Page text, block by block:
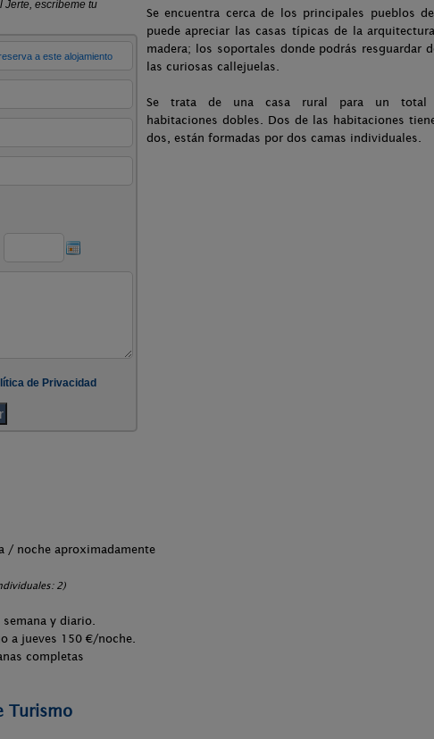
Se encuentra cerca de los principales pueblos
puede apreciar las casas típicas de la
madera; los soportales donde podrás resguardar
las curiosas callejuelas.
Se trata de una casa rural para un
habitaciones dobles. Dos de las habitaciones
dos, están formadas por dos camas individuales.
/ noche aproximadamente
2)
y diario.
a jueves 150 €/noche.
completas
Turismo